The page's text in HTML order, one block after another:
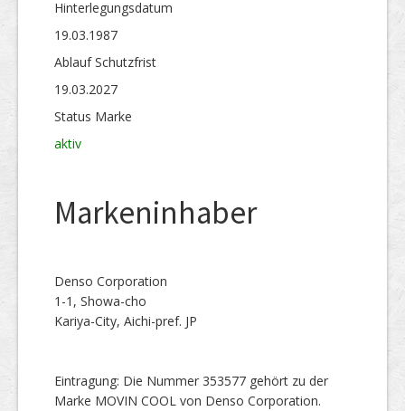
Hinterlegungs­datum
19.03.1987
Ablauf Schutzfrist
19.03.2027
Status Marke
aktiv
Markeninhaber
Denso Corporation
1-1, Showa-cho
Kariya-City, Aichi-pref. JP
Eintragung: Die Nummer 353577 gehört zu der
Marke MOVIN COOL von Denso Corporation.